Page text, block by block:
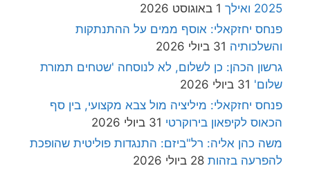
2025 ואילך
1 באוגוסט 2026
פנחס יחזקאלי: אוסף ממים על ההתנתקות
והשלכותיה 31 ביולי 2026
גרשון הכהן: כן לשלום, לא לנוסחה 'שטחים תמורת
שלום' 31 ביולי 2026
פנחס יחזקאלי: מיליציה מול צבא מקצועי, בין סף
הכאוס לקיפאון בירוקרטי 31 ביולי 2026
משה כהן אליה: רל"ביזם: התנגדות פוליטית שהופכת
להפרעה בזהות 28 ביולי 2026